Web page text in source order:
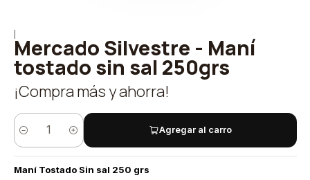
Mercado Silvestre - Maní
tostado sin sal 250grs
¡Compra más y ahorra!
Cantidad
Agregar al carro
Maní Tostado Sin sal 250 grs